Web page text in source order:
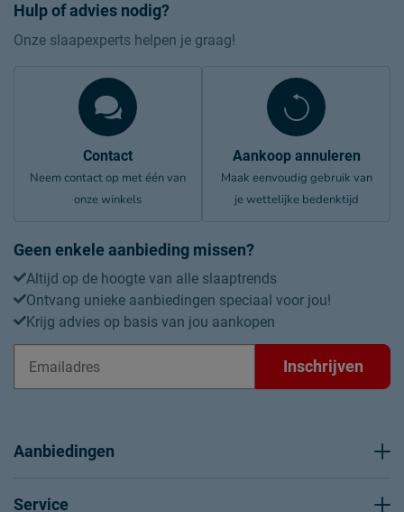
Hulp of advies nodig?
Onze slaapexperts helpen je graag!
Contact
Neem contact op met één van
onze winkels
Aankoop annuleren
Maak eenvoudig gebruik van
je wettelijke bedenktijd
Geen enkele aanbieding missen?
Altijd op de hoogte van alle slaaptrends
Ontvang unieke aanbiedingen speciaal voor jou!
Krijg advies op basis van jou aankopen
Inschrijven
Aanbiedingen
Service